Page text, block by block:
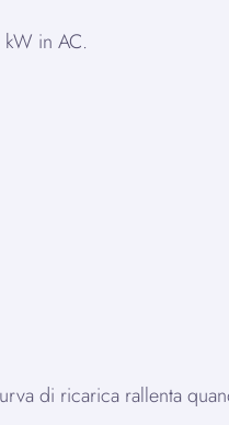
in AC.
di ricarica rallenta